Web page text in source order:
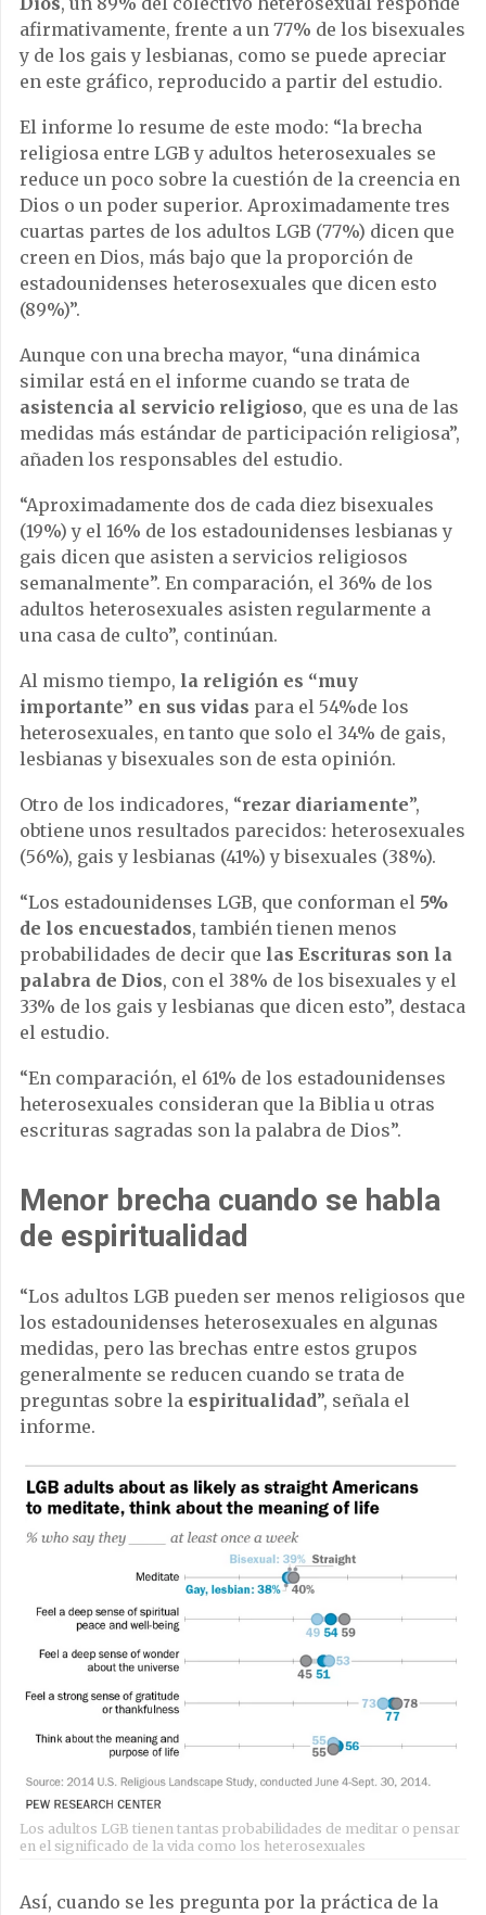
afirmativamente, frente a un 77% de los bisexuales
y de los gais y lesbianas, como se puede apreciar
en este gráfico, reproducido a partir del estudio.
El informe lo resume de este modo: “la brecha
religiosa entre LGB y adultos heterosexuales se
reduce un poco sobre la cuestión de la creencia en
Dios o un poder superior. Aproximadamente tres
cuartas partes de los adultos LGB (77%) dicen que
creen en Dios, más bajo que la proporción de
estadounidenses heterosexuales que dicen esto
(89%)”.
Aunque con una brecha mayor, “una dinámica
similar está en el informe cuando se trata de
asistencia al servicio religioso, que es una de las
medidas más estándar de participación religiosa”,
añaden los responsables del estudio.
“Aproximadamente dos de cada diez bisexuales
(19%) y el 16% de los estadounidenses lesbianas y
gais dicen que asisten a servicios religiosos
semanalmente”. En comparación, el 36% de los
adultos heterosexuales asisten regularmente a
una casa de culto”, continúan.
Al mismo tiempo, la religión es “muy
importante” en sus vidas para el 54%de los
heterosexuales, en tanto que solo el 34% de gais,
lesbianas y bisexuales son de esta opinión.
Otro de los indicadores, “rezar diariamente”,
obtiene unos resultados parecidos: heterosexuales
(56%), gais y lesbianas (41%) y bisexuales (38%).
“Los estadounidenses LGB, que conforman el 5%
de los encuestados, también tienen menos
probabilidades de decir que las Escrituras son la
palabra de Dios, con el 38% de los bisexuales y el
33% de los gais y lesbianas que dicen esto”, destaca
el estudio.
“En comparación, el 61% de los estadounidenses
heterosexuales consideran que la Biblia u otras
escrituras sagradas son la palabra de Dios”.
Menor brecha cuando se habla
de espiritualidad
“Los adultos LGB pueden ser menos religiosos que
los estadounidenses heterosexuales en algunas
medidas, pero las brechas entre estos grupos
generalmente se reducen cuando se trata de
preguntas sobre la espiritualidad”, señala el
informe.
Los adultos LGB tienen tantas probabilidades de meditar o pensar
en el significado de la vida como los heterosexuales
Así, cuando se les pregunta por la práctica de la